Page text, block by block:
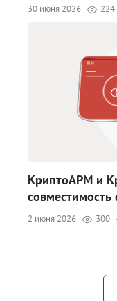
30 июня 2026 224
КриптоАРМ и
совместимость
2 июня 2026 300 ·